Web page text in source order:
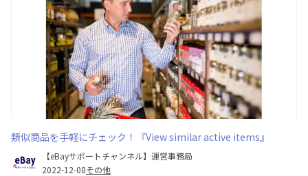
類似商品を手軽にチェック！『View similar active items』
【eBayサポートチャンネル】運営事務局
2022-12-08その他